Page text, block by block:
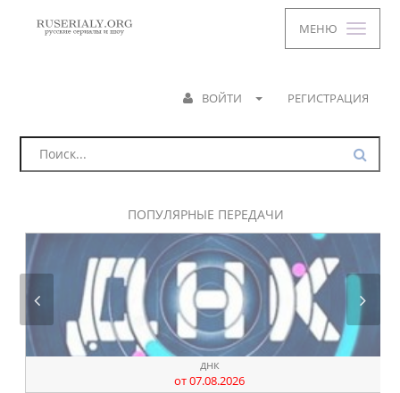
МЕНЮ
ВОЙТИ РЕГИСТРАЦИЯ
ПОПУЛЯРНЫЕ ПЕРЕДАЧИ
днк
от 07.08.2026